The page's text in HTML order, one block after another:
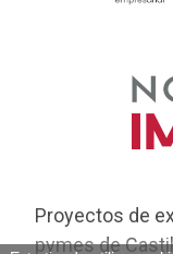
Proyectos de
pymes de